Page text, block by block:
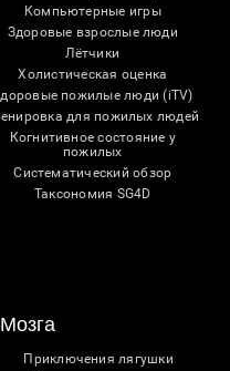
Компьютерные игры
Здоровые взрослые люди
Лётчики
Холистическая оценка
пожилые люди (iTV)
для пожилых людей
Когнитивное состояние у
пожилых
Систематический обзор
Таксономия SG4D
Приключения лягушки